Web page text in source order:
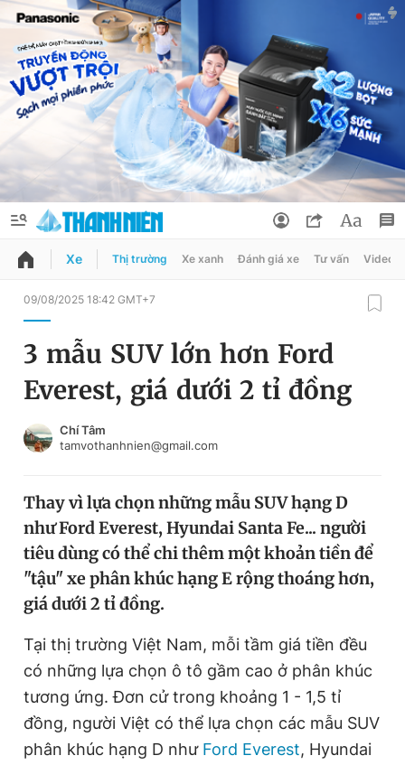
QUẢNG CÁO
Chuyên mục
Chuyên mục khác
Tin thị trường Tin 360
Video Magazine
Sản phẩm khác
Tiện ích Bạn cần biết
Thông tin tòa soạn Liên hệ quảng cáo
Đổi mật khẩu
Tin đã lưu
Tin đã xem
Đăng xuất
Xe Thị trường Xe xanh Đánh giá xe Tư vấn Video
09/08/2025 18:42 GMT+7
3 mẫu SUV lớn hơn Ford
Everest, giá dưới 2 tỉ đồng
Chí Tâm
tamvothanhnien@gmail.com
Thay vì lựa chọn những mẫu SUV hạng D
như Ford Everest, Hyundai Santa Fe... người
tiêu dùng có thể chi thêm một khoản tiền để
"tậu" xe phân khúc hạng E rộng thoáng hơn,
giá dưới 2 tỉ đồng.
Tại thị trường Việt Nam, mỗi tầm giá tiền đều
có những lựa chọn ô tô gầm cao ở phân khúc
tương ứng. Đơn cử trong khoảng 1 - 1,5 tỉ
đồng, người Việt có thể lựa chọn các mẫu SUV
phân khúc hạng D như Ford Everest, Hyundai